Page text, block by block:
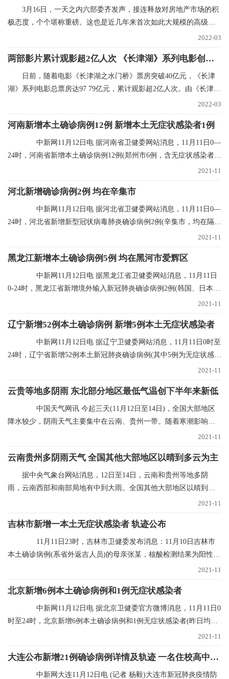
3月16日，一天之内六部委齐发声，接连释放对房地产市场的积
极态度，个个堪称重磅。这也是近几年来首次如此大规模的高级别
2022-03
两部影片累计观影超2亿人次 《长津湖》系列电影创纪录
日前，随着电影《长津湖之水门桥》票房突破40亿元，《长津
湖》系列电影总票房达97 79亿元，累计观影超2亿人次。由《长津
2022-03
河南新增本土确诊病例12例 新增本土无症状感染者1例
中新网11月12日电 据河南省卫健委网站消息，11月11日0—
24时，河南省新增本土确诊病例12例(郑州市6例，含无症状感染者转
2021-11
河北新增确诊病例2例 均在辛集市
中新网11月12日电 据河北省卫健委网站消息，11月11日0—
24时，河北省新增新型冠状病毒肺炎确诊病例2例(辛集市，均在隔离
2021-11
黑龙江新增本土确诊病例5例 均在黑河市爱辉区
中新网11月12日电 据黑龙江省卫健委网站消息，11月11日
0-24时，黑龙江省新增境外输入新冠肺炎确诊病例2例(韩国、日本输
2021-11
辽宁新增52例本土确诊病例 新增5例本土无症状感染者
中新网11月12日电 据辽宁卫健委网站消息，11月11日0时至
24时，辽宁省新增52例本土新冠肺炎确诊病例(其中5例为无症状感染
2021-11
云贵等地多阴雨 东北部分地区最低气温创下半年来新低
中国天气网讯 今起三天(11月12日至14日)，全国大部地区
降水较少，阴雨天气主要集中在云南、贵州一带。随着寒潮影响结
2021-11
云南贵州多阴雨天气 全国其他大部地区以晴到多云为主
据中央气象台网站消息，12日至14日，云南和贵州等地多阴
雨，云南西部和南部局地有中到大雨。全国其他大部地区以晴到多
2021-11
吉林市新增一本土无症状感染者 轨迹公布
11月11日23时，吉林市卫健委发布消息：11月10日吉林市
本土确诊病例(系省外返吉人员)的母亲张某，核酸检测结果为阳性，
2021-11
北京新增6例本土确诊病例和1例无症状感染者
中新网11月12日电 据北京卫健委官方微博消息，11月11日0
时至24时，北京新增6例本土确诊病例和1例无症状感染者(昨日均已
2021-11
大连公布新增21例确诊病例详情及轨迹 一名住校高中生确诊
中新网大连11月12日电 (记者 杨毅)大连市新冠肺炎疫情防